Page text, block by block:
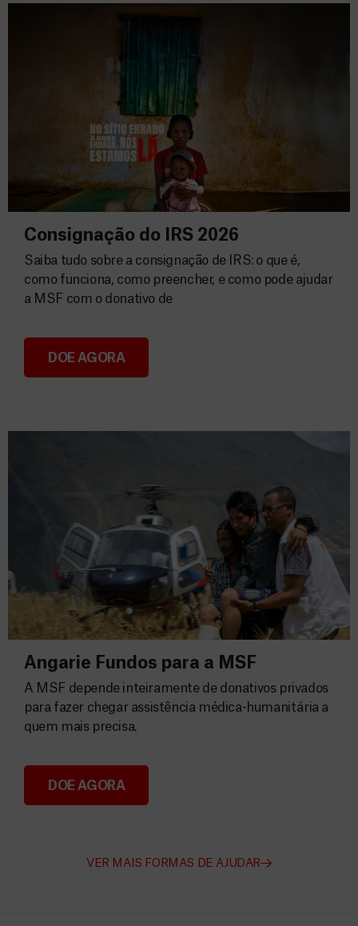
Consignação do IRS 2026
Consignação do IRS 2026
Saiba tudo sobre a consignação de IRS: o que é,
como funciona, como preencher, e como pode ajudar
a MSF com o donativo de
DOE AGORA
Angarie Fundos para a MSF
Angarie Fundos para a MSF
A MSF depende inteiramente de donativos privados
para fazer chegar assistência médica-humanitária a
quem mais precisa.
DOE AGORA
VER MAIS FORMAS DE AJUDAR